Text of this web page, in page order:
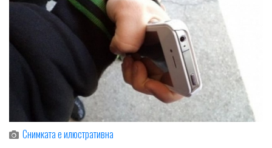
Снимката е илюстративна